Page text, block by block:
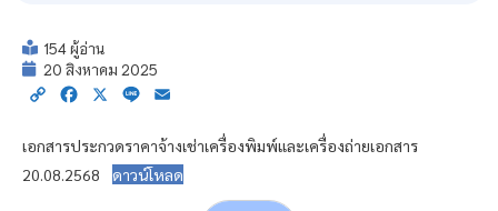
154 ผู้อ่าน
20 สิงหาคม 2025
Copy Facebook
X Line
เอกสารประกวดราคาจ้างเช่าเครื่องพิมพ์และเครื่องถ่ายเอกสาร
20.08.2568
ดาวน์โหลด